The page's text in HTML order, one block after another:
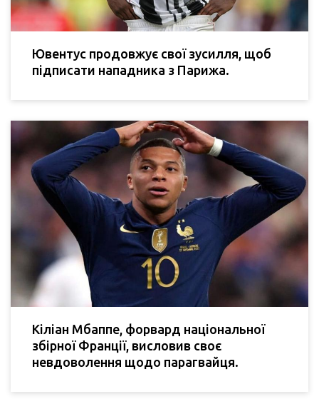
Ювентус продовжує свої зусилля, щоб
підписати нападника з Парижа.
Кіліан Мбаппе, форвард національної
збірної Франції, висловив своє
невдоволення щодо парагвайця.